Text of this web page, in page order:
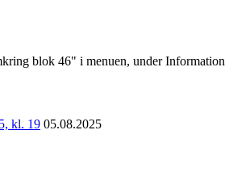
blok 46" i menuen, under Information
kl. 19 05.08.2025